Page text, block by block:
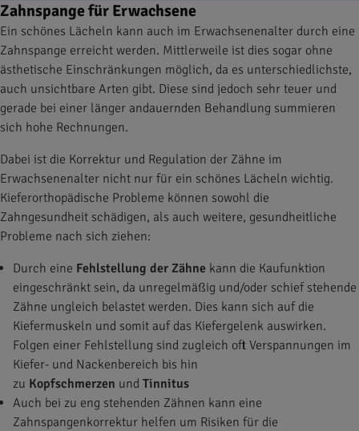
Zahnspange für Erwachsene
Ein schönes Lächeln kann auch im Erwachsenenalter durch eine
Zahnspange erreicht werden. Mittlerweile ist dies sogar ohne
ästhetische Einschränkungen möglich, da es unterschiedlichste,
auch unsichtbare Arten gibt. Diese sind jedoch sehr teuer und
gerade bei einer länger andauernden Behandlung summieren
sich hohe Rechnungen.
Dabei ist die Korrektur und Regulation der Zähne im
Erwachsenenalter nicht nur für ein schönes Lächeln wichtig.
Kieferorthopädische Probleme können sowohl die
Zahngesundheit schädigen, als auch weitere, gesundheitliche
Probleme nach sich ziehen:
Durch eine Fehlstellung der Zähne kann die Kaufunktion
eingeschränkt sein, da unregelmäßig und/oder schief stehende
Zähne ungleich belastet werden. Dies kann sich auf die
Kiefermuskeln und somit auf das Kiefergelenk auswirken.
Folgen einer Fehlstellung sind zugleich oft Verspannungen im
Kiefer- und Nackenbereich bis hin
zu Kopfschmerzen und Tinnitus
Auch bei zu eng stehenden Zähnen kann eine
Zahnspangenkorrektur helfen um Risiken für die